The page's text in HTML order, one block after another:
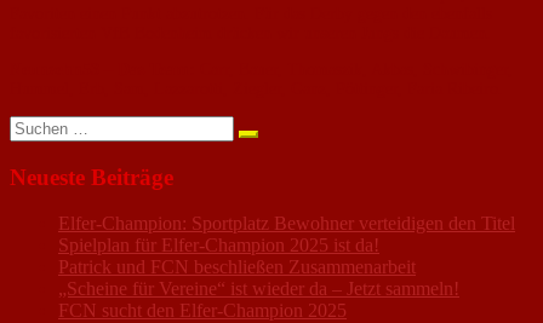
Suchen
nach:
Neueste Beiträge
Elfer-Champion: Sportplatz Bewohner verteidigen den Titel
Spielplan für Elfer-Champion 2025 ist da!
Patrick und FCN beschließen Zusammenarbeit
„Scheine für Vereine“ ist wieder da – Jetzt sammeln!
FCN sucht den Elfer-Champion 2025